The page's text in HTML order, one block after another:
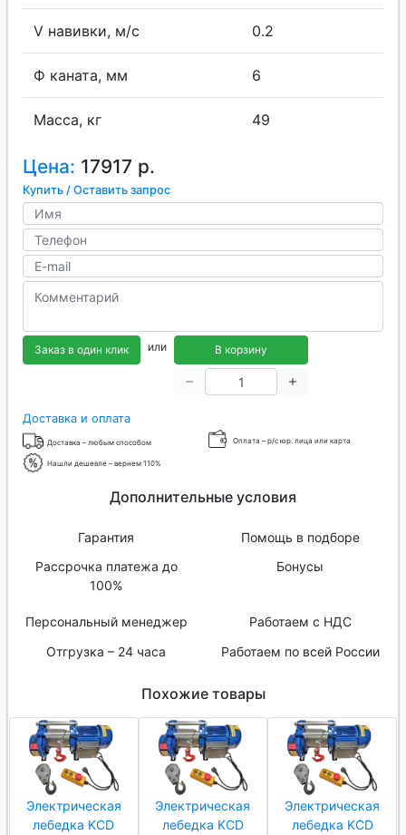
V навивки, м/с 0.2
Ф каната, мм 6
Масса, кг 49
Цена: 17917 р.
Купить / Оставить запрос
Заказ в один клик или В корзину
Доставка и оплата
Доставка – любым способом Оплата – р/с юр. лица или карта
Нашли дешевле – вернем 110%
Дополнительные условия
Гарантия
Помощь в подборе
Рассрочка платежа до
100%
Бонусы
Персональный менеджер
Работаем с НДС
Отгрузка – 24 часа
Работаем по всей России
Похожие товары
Электрическая
лебедка KCD
Электрическая
лебедка KCD
Электрическая
лебедка KCD